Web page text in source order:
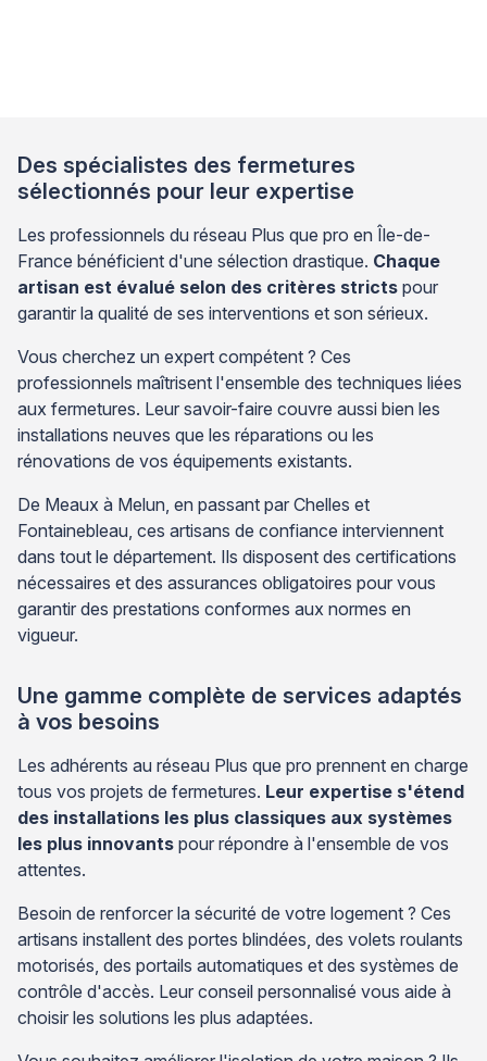
Des spécialistes des fermetures
sélectionnés pour leur expertise
Les professionnels du réseau Plus que pro en Île-de-
France bénéficient d'une sélection drastique. Chaque
artisan est évalué selon des critères stricts pour
garantir la qualité de ses interventions et son sérieux.
Vous cherchez un expert compétent ? Ces
professionnels maîtrisent l'ensemble des techniques liées
aux fermetures. Leur savoir-faire couvre aussi bien les
installations neuves que les réparations ou les
rénovations de vos équipements existants.
De Meaux à Melun, en passant par Chelles et
Fontainebleau, ces artisans de confiance interviennent
dans tout le département. Ils disposent des certifications
nécessaires et des assurances obligatoires pour vous
garantir des prestations conformes aux normes en
vigueur.
Une gamme complète de services adaptés
à vos besoins
Les adhérents au réseau Plus que pro prennent en charge
tous vos projets de fermetures. Leur expertise s'étend
des installations les plus classiques aux systèmes
les plus innovants pour répondre à l'ensemble de vos
attentes.
Besoin de renforcer la sécurité de votre logement ? Ces
artisans installent des portes blindées, des volets roulants
motorisés, des portails automatiques et des systèmes de
contrôle d'accès. Leur conseil personnalisé vous aide à
choisir les solutions les plus adaptées.